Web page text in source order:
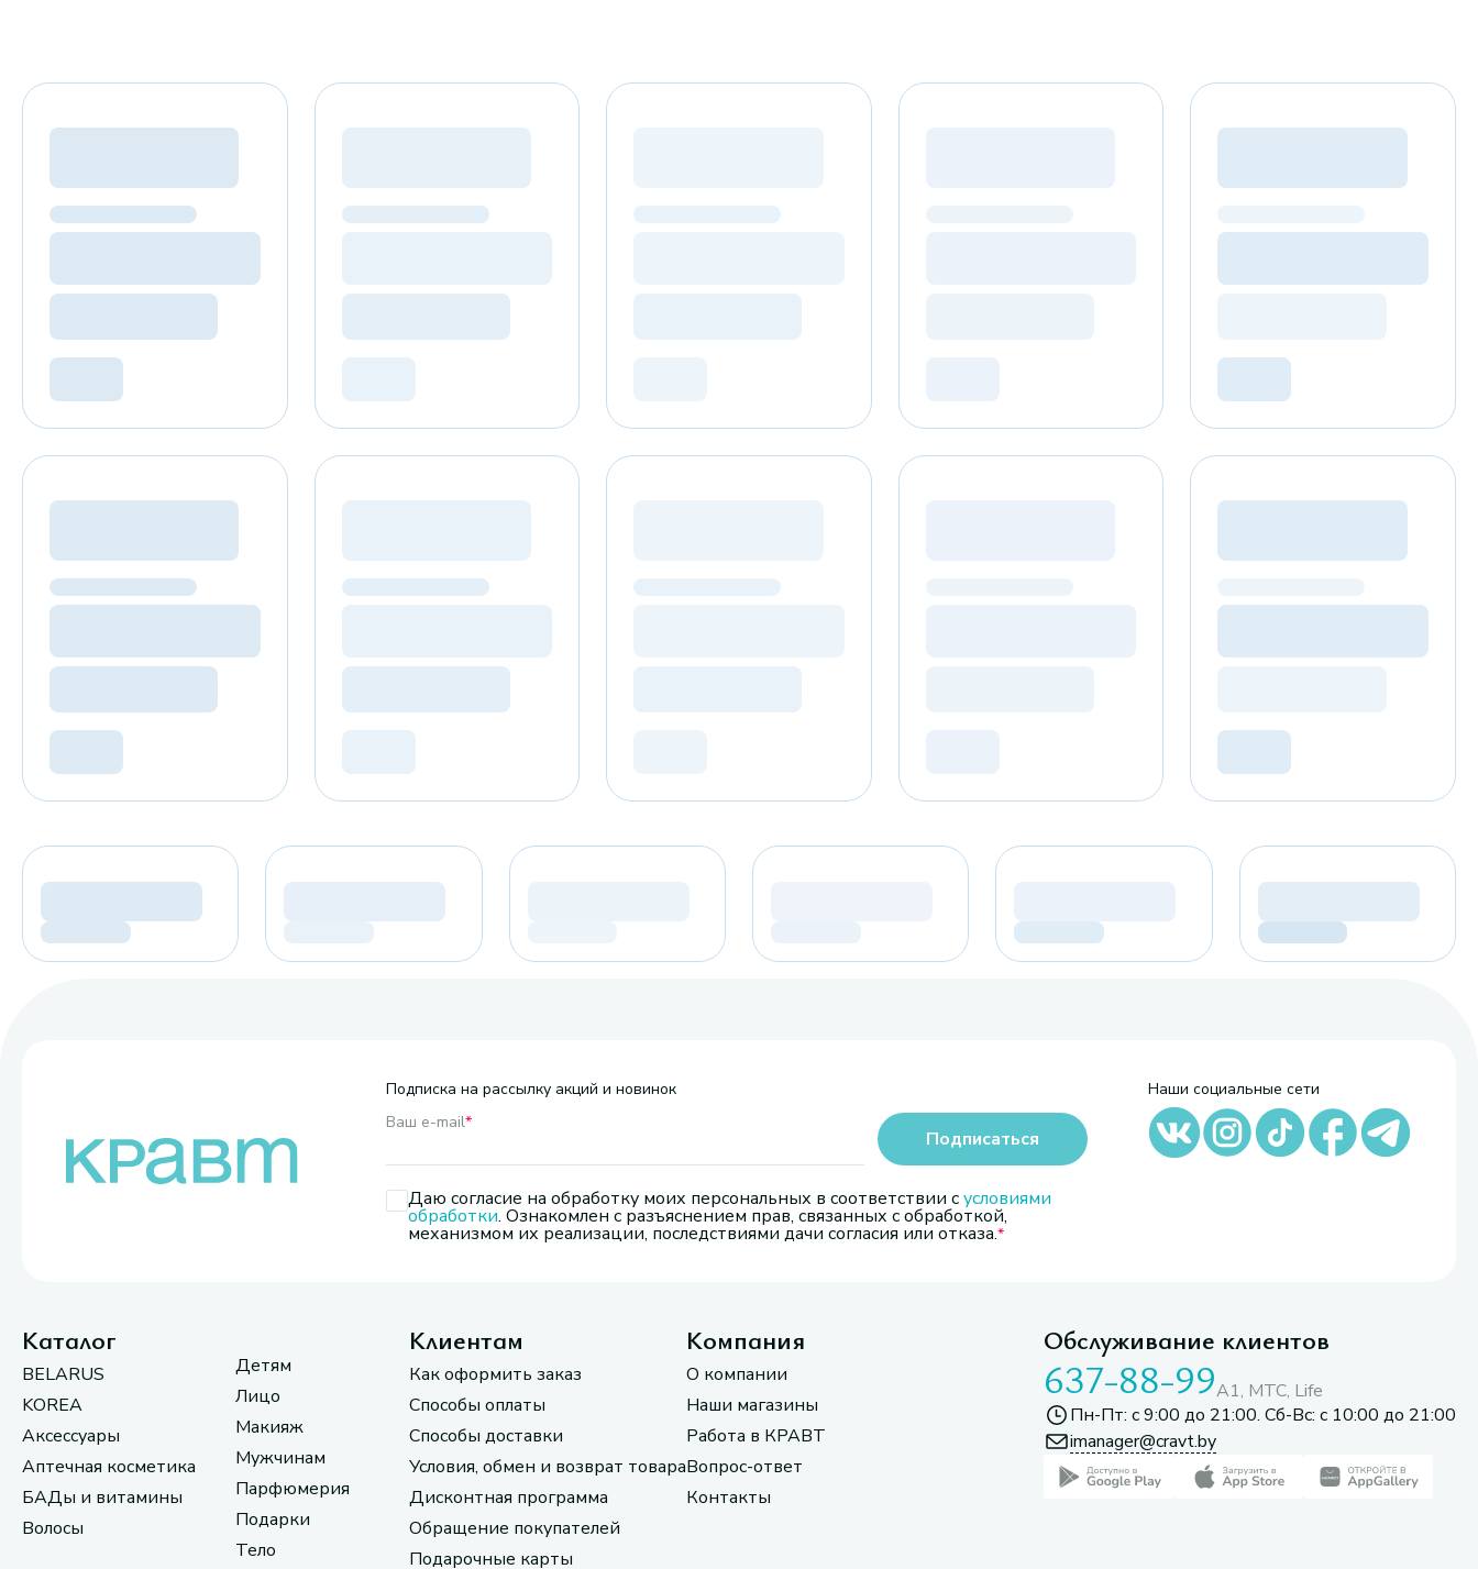
Подписка на рассылку акций и новинок
Ваш e-mail*
Даю согласие на обработку моих персональных в соответствии сусловиями
обработки. Ознакомлен с разъяснением прав, связанных с обработкой,
механизмом их реализации, последствиями дачи согласия или отказа.
Подписаться
Наши социальные сети
Каталог
BELARUS
KOREA
Аксессуары
Аптечная косметика
БАДы и витамины
Волосы
Детям
Лицо
Макияж
Мужчинам
Парфюмерия
Подарки
Тело
Клиентам
Как оформить заказ
Способы оплаты
Способы доставки
Условия, обмен и возврат товара
Дисконтная программа
Обращение покупателей
Подарочные карты
Компания
О компании
Наши магазины
Работа в КРАВТ
Вопрос-ответ
Контакты
Обслуживание клиентов
637-88-99A1, МТС, Life
Пн-Пт: с 9:00 до 21:00. Сб-Вс: с 10:00 до 21:00
imanager@cravt.by